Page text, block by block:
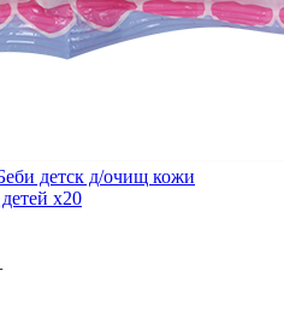
детск д/очищ кожи
x20